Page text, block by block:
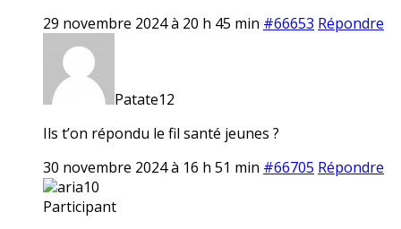
29 novembre 2024 à 20 h 45 min #66653 Répondre
Patate12
Ils t’on répondu le fil santé jeunes ?
30 novembre 2024 à 16 h 51 min #66705 Répondre
aria10
Participant